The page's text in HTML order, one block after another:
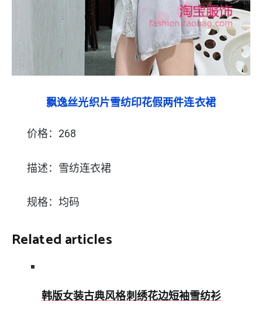
飘逸丝光织片雪纺印花假两件连衣裙
价格：268
描述：雪纺连衣裙
规格：均码
Related articles
韩版女装古典风格刺绣花边短袖雪纺衫